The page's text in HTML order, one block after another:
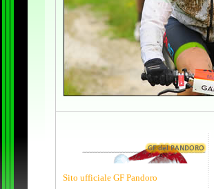
Sito ufficiale GF Pandoro